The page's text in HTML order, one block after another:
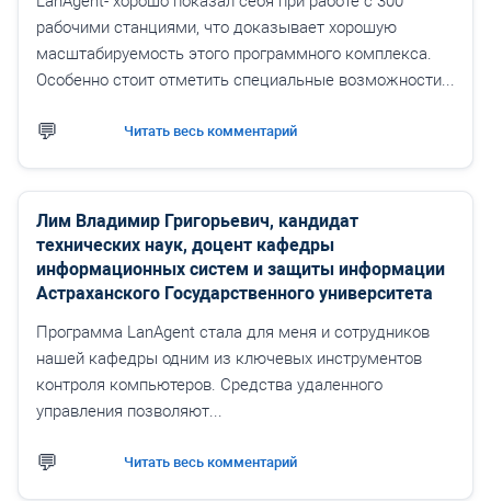
рабочими станциями, что доказывает хорошую
масштабируемость этого программного комплекса.
Особенно стоит отметить специальные возможности...
Читать весь комментарий
Лим Владимир Григорьевич, кандидат
технических наук, доцент кафедры
информационных систем и защиты информации
Астраханского Государственного университета
Программа LanAgent стала для меня и сотрудников
нашей кафедры одним из ключевых инструментов
контроля компьютеров. Средства удаленного
управления позволяют...
Читать весь комментарий